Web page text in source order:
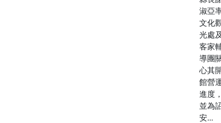
淑亞
文化
光處
客家
導團
心其
館營
進度
並為
安...